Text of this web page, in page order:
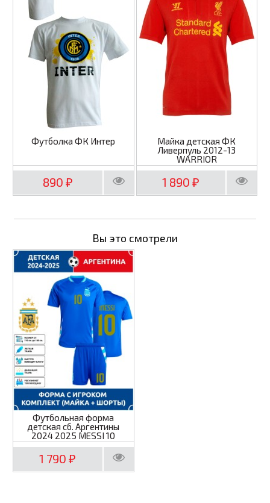
Футболка ФК Интер
890 ₽
Майка детская ФК
Ливерпуль 2012-13
WARRIOR
1 890₽
Вы это смотрели
Футбольная форма
детская сб. Аргентины
2024 2025 MESSI 10
1 790₽